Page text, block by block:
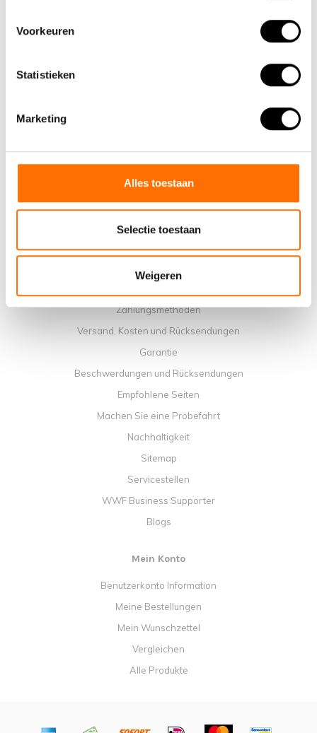
Voorkeuren
Statistieken
Marketing
Alles toestaan
Selectie toestaan
Weigeren
Warum ein elektrisches Faltrad von Lacros wählen
Kontakt
Workshop-Kalender
Handbücher
Zahlungsmethoden
Versand, Kosten und Rücksendungen
Garantie
Beschwerdungen und Rücksendungen
Empfohlene Seiten
Machen Sie eine Probefahrt
Nachhaltigkeit
Sitemap
Servicestellen
WWF Business Supporter
Blogs
Mein Konto
Benutzerkonto Information
Meine Bestellungen
Mein Wunschzettel
Vergleichen
Alle Produkte